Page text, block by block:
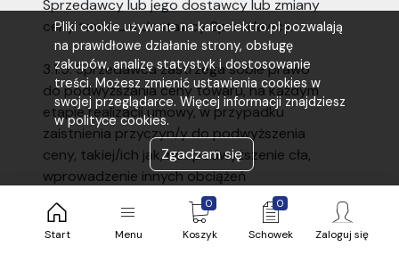
Pliki cookie używane na karoelektro.pl pozwalają
na prawidłowe działanie strony, obsługę
zakupów, analizę statystyk i dostosowanie
treści. Możesz zmienić ustawienia cookies w
swojej przeglądarce. Więcej informacji znajdziesz
w polityce cookies.
Zgadzam się
Sprzedawcy lub jego dostawcy lub zmiany
ceny towaru u dostawcy Sprzedawcy.
3.1.5. Sprzedawca zastrzega sobie prawo
do podwyższania ceny towaru, na każdym
etapie realizacji umowy, w przypadku
zaistnienia przyczyn/y do podwyższenia
ceny, takiej/ich jak, np.: podwyższenie cła,
wprowadzenie innych obciążeń
publicznoprawnych (m.in. wprowadzenie
nowych lub zwiększenie obowiązujących
podatków / opłat / składek, zwiększenie
Start Menu
0
Koszyk
0
Schowek Zaloguj się